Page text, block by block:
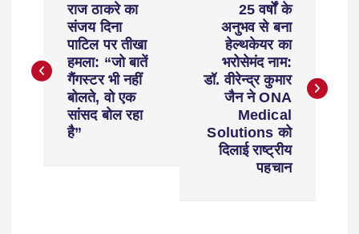
राज ठाकरे का
संजय दिना
पाटिल पर तीखा
हमला: “जो बातें
गैंगस्टर भी नहीं
बोलते, वो एक
सांसद बोल रहा
है”
25 वर्षों के
अनुभव से बना
हेल्थकेयर का
भरोसेमंद नाम:
डॉ. वीरेन्द्र कुमार
जैन ने ONA
Medical
Solutions को
दिलाई राष्ट्रीय
पहचान